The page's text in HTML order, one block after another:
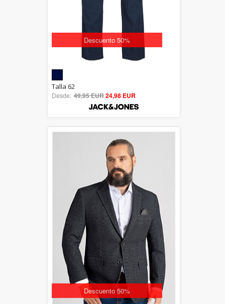
Descuento 50%
out of 5
Talla 62
Desde: 49,95 EUR24,98 EUR
Descuento 50%